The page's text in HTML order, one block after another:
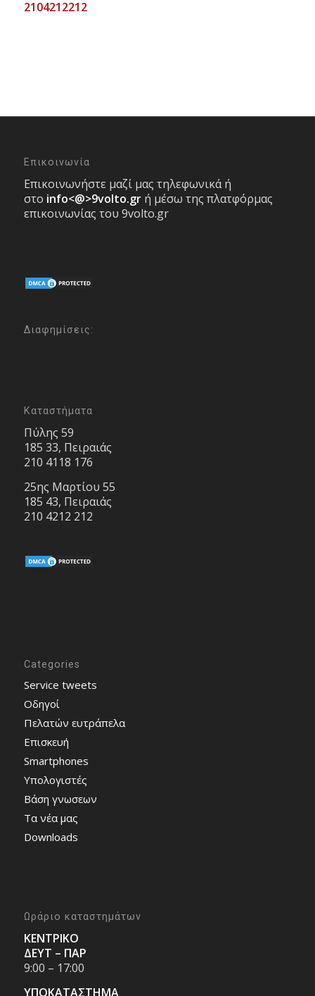
2104212212
Επικοινωνία
Επικοινωνήστε μαζί μας τηλεφωνικά ή
στο info<@>9volto.gr ή μέσω της πλατφόρμας
επικοινωνίας του 9volto.gr
Διαφημίσεις:
Καταστήματα
Πύλης 59
185 33, Πειραιάς
210 4118 176
25ης Μαρτίου 55
185 43, Πειραιάς
210 4212 212
Categories
Service tweets
Οδηγοί
Πελατών ευτράπελα
Επισκευή
Smartphones
Υπολογιστές
Bάση γνωσεων
Τα νέα μας
Downloads
Ωράριο καταστημάτων
ΚΕΝΤΡΙΚΟ
ΔΕΥΤ – ΠΑΡ
9:00 – 17:00
ΥΠΟΚΑΤΑΣΤΗΜΑ